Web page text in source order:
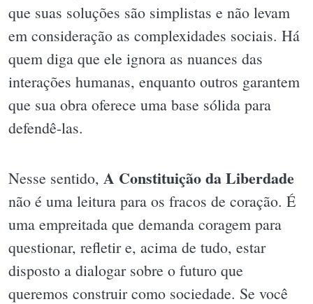
que suas soluções são simplistas e não levam
em consideração as complexidades sociais. Há
quem diga que ele ignora as nuances das
interações humanas, enquanto outros garantem
que sua obra oferece uma base sólida para
defendê-las.
Nesse sentido, A Constituição da Liberdade
não é uma leitura para os fracos de coração. É
uma empreitada que demanda coragem para
questionar, refletir e, acima de tudo, estar
disposto a dialogar sobre o futuro que
queremos construir como sociedade. Se você